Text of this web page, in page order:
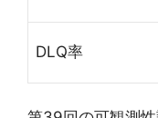
DLQ率